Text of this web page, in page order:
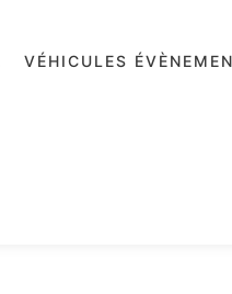
VÉHICULES